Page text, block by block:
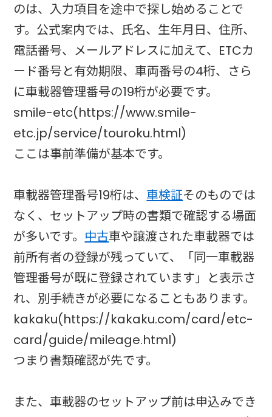
のは、入力項目を途中で探し始めることで
す。公式案内では、氏名、生年月日、住所、
電話番号、メールアドレスに加えて、ETCカ
ード番号と有効期限、車両番号の4桁、さら
に車載器管理番号の19桁が必要です。
smile-etc(https://www.smile-
etc.jp/service/touroku.html)
ここは事前準備が基本です。
車載器管理番号19桁は、車検証そのものでは
なく、セットアップ時の書類で確認する場面
が多いです。 中古車や譲渡された車載器では
前所有者の登録が残っていて、「同一車載器
管理番号が既に登録されています」と表示さ
れ、別手続きが必要になることもあります。
kakaku(https://kakaku.com/card/etc-
card/guide/mileage.html)
つまり書類確認が先です。
また、車載器のセットアップ前は申込みでき